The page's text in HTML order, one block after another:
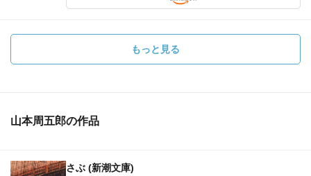
もっと見る
山本周五郎の作品
さぶ (新潮文庫)